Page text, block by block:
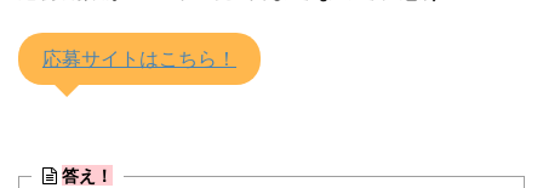
応募サイトはこちら！
答え！